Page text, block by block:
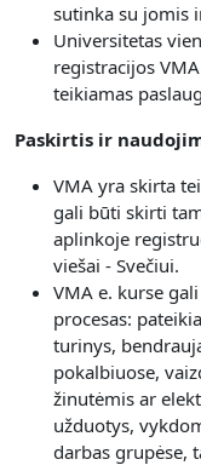
sutinka su jomis
Universitetas
registracijos
teikiamas
Paskirtis ir
VMA yra skirta
gali būti skirti
aplinkoje
viešai - Svečiui.
VMA e. kurse
procesas:
turinys,
pokalbiuose,
žinutėmis ar
užduotys,
darbas grupėse,